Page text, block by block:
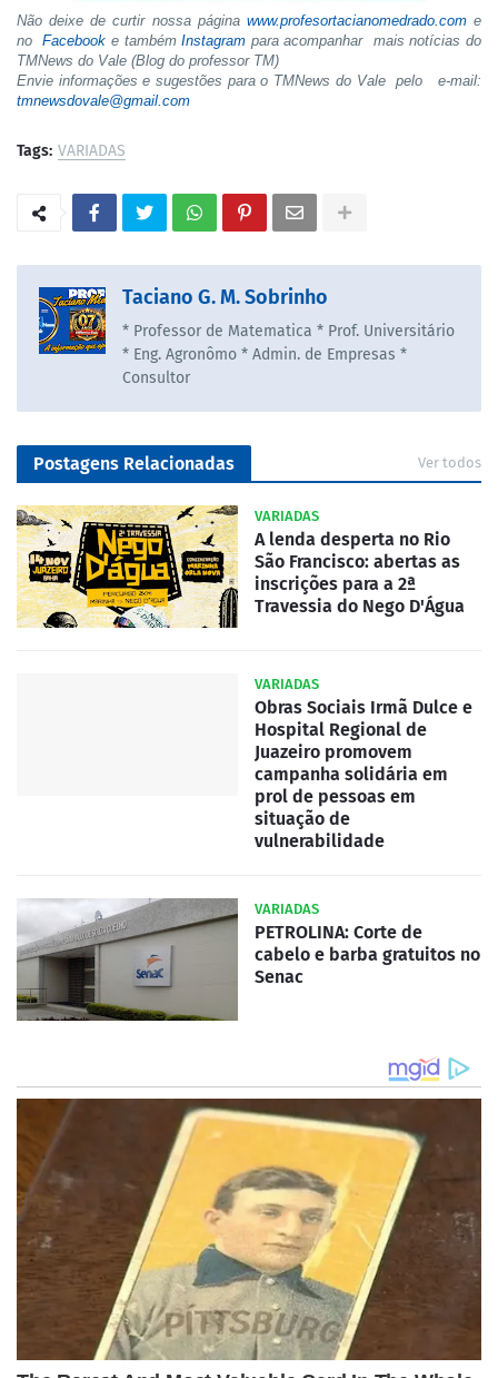
Não deixe de curtir nossa página www.profesortacianomedrado.come
noFacebook e tambémInstagram para acompanhar mais notícias do
TMNews do Vale (Blog do professor TM)
Envie informações e sugestões para o TMNews do Vale pelo e-mail:
tmnewsdovale@gmail.com
Tags: VARIADAS
Taciano G. M. Sobrinho
* Professor de Matematica * Prof. Universitário
* Eng. Agronômo * Admin. de Empresas *
Consultor
Postagens Relacionadas Ver todos
VARIADAS
A lenda desperta no Rio
São Francisco: abertas as
inscrições para a 2ª
Travessia do Nego D'Água
VARIADAS
Obras Sociais Irmã Dulce e
Hospital Regional de
Juazeiro promovem
campanha solidária em
prol de pessoas em
situação de
vulnerabilidade
VARIADAS
PETROLINA: Corte de
cabelo e barba gratuitos no
Senac